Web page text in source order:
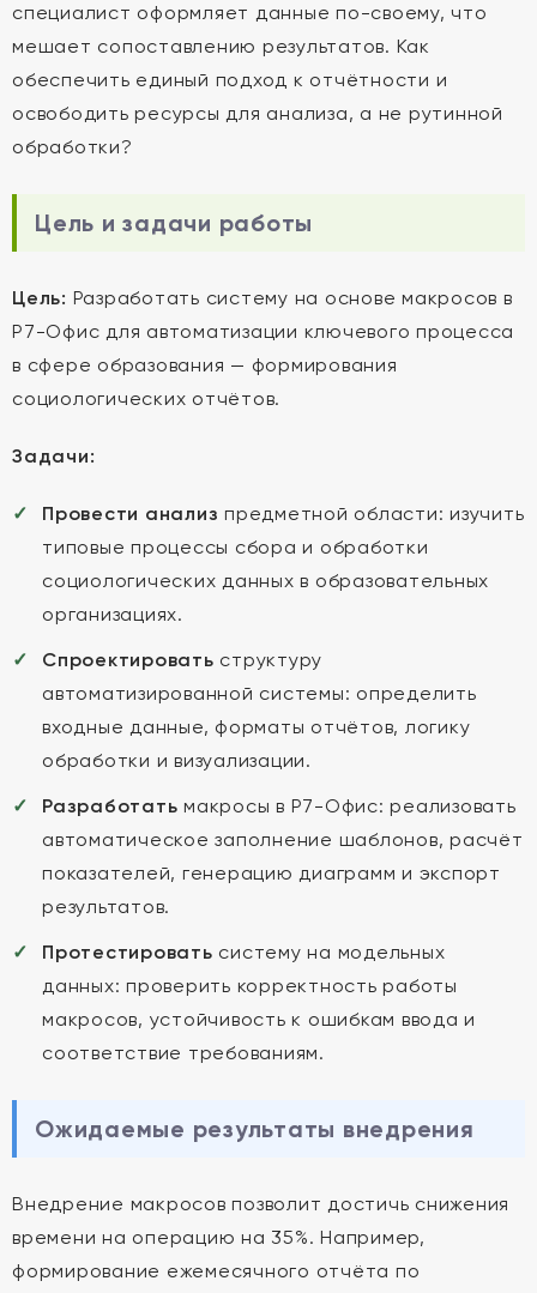
специалист оформляет данные по-своему, что
мешает сопоставлению результатов. Как
обеспечить единый подход к отчётности и
освободить ресурсы для анализа, а не рутинной
обработки?
Цель и задачи работы
Цель: Разработать систему на основе макросов в
Р7-Офис для автоматизации ключевого процесса
в сфере образования — формирования
социологических отчётов.
Задачи:
Провести анализ предметной области: изучить
типовые процессы сбора и обработки
социологических данных в образовательных
организациях.
Спроектировать структуру
автоматизированной системы: определить
входные данные, форматы отчётов, логику
обработки и визуализации.
Разработать макросы в Р7-Офис: реализовать
автоматическое заполнение шаблонов, расчёт
показателей, генерацию диаграмм и экспорт
результатов.
Протестировать систему на модельных
данных: проверить корректность работы
макросов, устойчивость к ошибкам ввода и
соответствие требованиям.
Ожидаемые результаты внедрения
Внедрение макросов позволит достичь снижения
времени на операцию на 35%. Например,
формирование ежемесячного отчёта по